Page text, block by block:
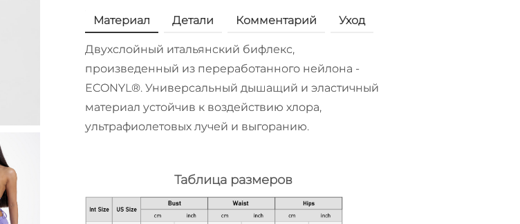
Материал Детали Комментарий Уход
Двухслойный итальянский бифлекс,
произведенный из переработанного нейлона -
ECONYL®. Универсальный дышащий и эластичный
материал устойчив к воздействию хлора,
ультрафиолетовых лучей и выгоранию.
Таблица размеров